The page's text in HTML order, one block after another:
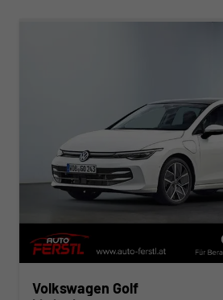
Volkswagen Golf